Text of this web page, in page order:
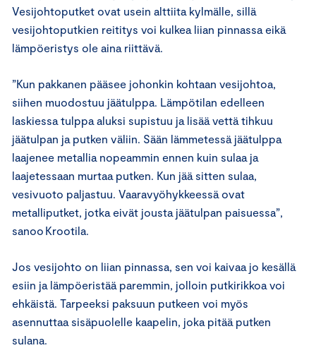
Vesijohtoputket ovat usein alttiita kylmälle, sillä
vesijohtoputkien reititys voi kulkea liian pinnassa eikä
lämpöeristys ole aina riittävä.
”Kun pakkanen pääsee johonkin kohtaan vesijohtoa,
siihen muodostuu jäätulppa. Lämpötilan edelleen
laskiessa tulppa aluksi supistuu ja lisää vettä tihkuu
jäätulpan ja putken väliin. Sään lämmetessä jäätulppa
laajenee metallia nopeammin ennen kuin sulaa ja
laajetessaan murtaa putken. Kun jää sitten sulaa,
vesivuoto paljastuu. Vaaravyöhykkeessä ovat
metalliputket, jotka eivät jousta jäätulpan paisuessa”,
sanoo Krootila.
Jos vesijohto on liian pinnassa, sen voi kaivaa jo kesällä
esiin ja lämpöeristää paremmin, jolloin putkirikkoa voi
ehkäistä. Tarpeeksi paksuun putkeen voi myös
asennuttaa sisäpuolelle kaapelin, joka pitää putken
sulana.